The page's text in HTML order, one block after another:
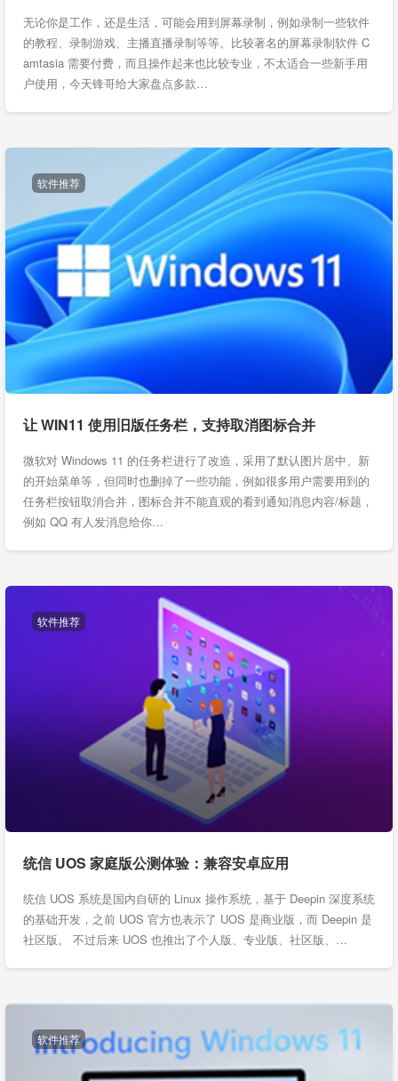
无论你是工作，还是生活，可能会用到屏幕录制，例如录制一些软件
的教程、录制游戏、主播直播录制等等。比较著名的屏幕录制软件 C
amtasia 需要付费，而且操作起来也比较专业，不太适合一些新手用
户使用，今天锋哥给大家盘点多款…
软件推荐
让 WIN11 使用旧版任务栏，支持取消图标合并
微软对 Windows 11 的任务栏进行了改造，采用了默认图片居中、新
的开始菜单等，但同时也删掉了一些功能，例如很多用户需要用到的
任务栏按钮取消合并，图标合并不能直观的看到通知消息内容/标题，
例如 QQ 有人发消息给你…
软件推荐
统信 UOS 家庭版公测体验：兼容安卓应用
统信 UOS 系统是国内自研的 Linux 操作系统，基于 Deepin 深度系统
的基础开发，之前 UOS 官方也表示了 UOS 是商业版，而 Deepin 是
社区版。 不过后来 UOS 也推出了个人版、专业版、社区版、…
软件推荐